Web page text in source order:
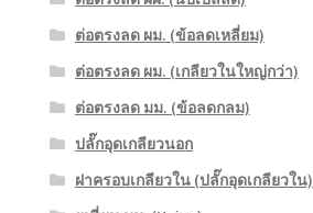
ต่อตรงลด ผม. (ข้อลดเหลี่ยม)
ต่อตรงลด ผม. (เกลียวในใหญ่กว่า)
ต่อตรงลด มม. (ข้อลดกลม)
ปลั๊กอุดเกลียวนอก
ฝาครอบเกลียวใน (ปลั๊กอุดเกลียวใน)